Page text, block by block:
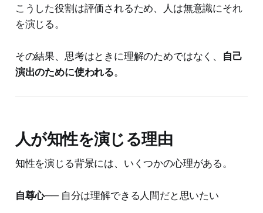
こうした役割は評価されるため、人は無意識にそれ
を演じる。
その結果、思考はときに理解のためではなく、 自己
演出のために使われる。
人が知性を演じる理由
知性を演じる背景には、いくつかの心理がある。
自尊心── 自分は理解できる人間だと思いたい